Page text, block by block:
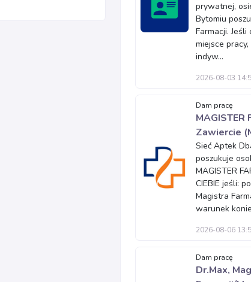
prywatnej,
Bytomiu
Farmacji.
miejsce
indyw...
2026-08-03
Dam pracę
MAGISTER
Zawiercie
Sieć Aptek
poszukuje
MAGISTER
CIEBIE jeśli:
Magistra
warunek
2026-08-06
Dam pracę
Dr.Max,